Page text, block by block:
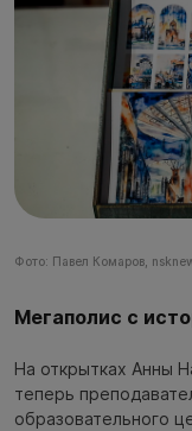
Фото: Павел Комаров,
Мегаполис с
На открытках Анны
теперь
образовательного